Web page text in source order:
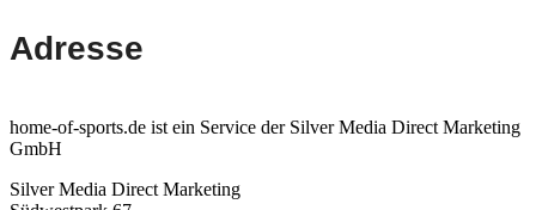
Adresse
home-of-sports.de ist ein Service der Silver Media Direct Marketing
GmbH
Silver Media Direct Marketing